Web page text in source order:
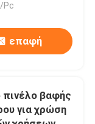
Pc
επαφή
βαφής
για χρώση